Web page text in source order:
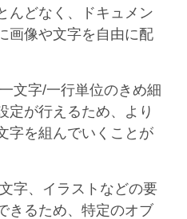
んどなく、ドキュメン
画像や文字を自由に配
文字/一行単位のきめ細
定が行えるため、より
字を組んでいくことが
字、イラストなどの要
きるため、特定のオブ